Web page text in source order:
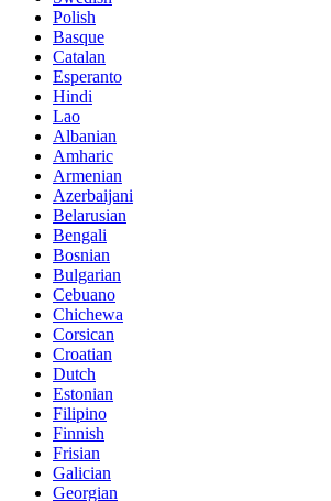
Polish
Basque
Catalan
Esperanto
Hindi
Lao
Albanian
Amharic
Armenian
Azerbaijani
Belarusian
Bengali
Bosnian
Bulgarian
Cebuano
Chichewa
Corsican
Croatian
Dutch
Estonian
Filipino
Finnish
Frisian
Galician
Georgian